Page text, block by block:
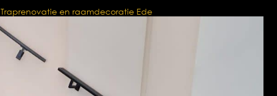
Traprenovatie en raamdecoratie Ede